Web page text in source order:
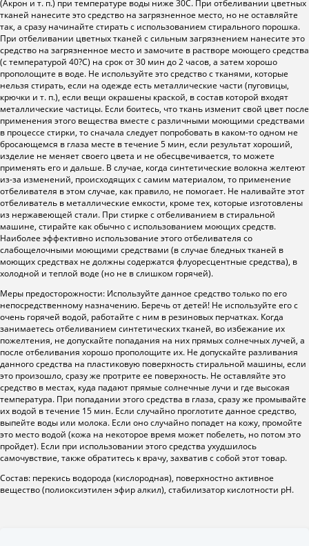
(Акрон и т. п.) при температуре воды ниже 30С. При отбеливании цветных
тканей нанесите это средство на загрязненное место, но не оставляйте
так, а сразу начинайте стирать с использованием стирального порошка.
При отбеливании цветных тканей с сильным загрязнением нанесите это
средство на загрязненное место и замочите в растворе моющего средства
(с температурой 40?С) на срок от 30 мин до 2 часов, а затем хорошо
прополощите в воде. Не используйте это средство с тканями, которые
нельзя стирать, если на одежде есть металлические части (пуговицы,
крючки и т. п.), если вещи окрашены краской, в состав которой входят
металлические частицы. Если боитесь, что ткань изменит свой цвет после
применения этого вещества вместе с различными моющими средствами
в процессе стирки, то сначала следует попробовать в каком-то одном не
бросающемся в глаза месте в течение 5 мин, если результат хороший,
изделие не меняет своего цвета и не обесцвечивается, то можете
применять его и дальше. В случае, когда синтетические волокна желтеют
из-за изменений, происходящих с самим материалом, то применение
отбеливателя в этом случае, как правило, не помогает. Не наливайте этот
отбеливатель в металлические емкости, кроме тех, которые изготовлены
из нержавеющей стали. При стирке с отбеливанием в стиральной
машине, стирайте как обычно с использованием моющих средств.
Наиболее эффективно использование этого отбеливателя со
слабощелочными моющими средствами (в случае бледных тканей в
моющих средствах не должны содержатся флуоресцентные средства), в
холодной и теплой воде (но не в слишком горячей).
Меры предосторожности: Используйте данное средство только по его
непосредственному назначению. Беречь от детей! Не используйте его с
очень горячей водой, работайте с ним в резиновых перчатках. Когда
занимаетесь отбеливанием синтетических тканей, во избежание их
пожелтения, не допускайте попадания на них прямых солнечных лучей, а
после отбеливания хорошо прополощите их. Не допускайте разливания
данного средства на пластиковую поверхность стиральной машины, если
это произошло, сразу же протрите ее поверхность. Не оставляйте это
средство в местах, куда падают прямые солнечные лучи и где высокая
температура. При попадании этого средства в глаза, сразу же промывайте
их водой в течение 15 мин. Если случайно проглотите данное средство,
выпейте воды или молока. Если оно случайно попадет на кожу, промойте
это место водой (кожа на некоторое время может побелеть, но потом это
пройдет). Если при использовании этого средства ухудшилось
самочувствие, также обратитесь к врачу, захватив с собой этот товар.
Состав: перекись водорода (кислородная), поверхностно активное
вещество (полиоксиэтилен эфир алкил), стабилизатор кислотности рН.